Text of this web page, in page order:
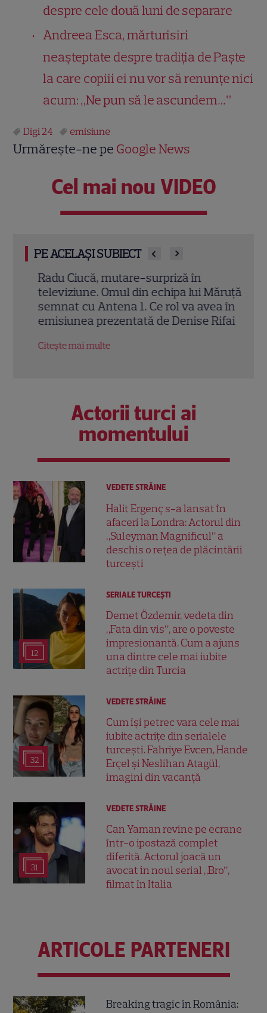
despre cele două luni de separare
Andreea Esca, mărturisiri
neașteptate despre tradiția de Paște
la care copiii ei nu vor să renunțe nici
acum: „Ne pun să le ascundem…”
Digi 24 emisiune
Urmărește-ne pe Google News
Cel mai nou VIDEO
PE ACELAȘI SUBIECT
Radu Ciucă, mutare-surpriză în
televiziune. Omul din echipa lui Măruță a
semnat cu Antena 1. Ce rol va avea în
emisiunea prezentată de Denise Rifai
Citește mai multe
Actorii turci ai
momentului
VEDETE STRĂINE
Halit Ergenç s-a lansat în
afaceri la Londra: Actorul din
„Suleyman Magnificul” a
deschis o rețea de plăcintării
turcești
12
SERIALE TURCEŞTI
Demet Özdemir, vedeta din
„Fata din vis”, are o poveste
impresionantă. Cum a ajuns
una dintre cele mai iubite
actrițe din Turcia
32
VEDETE STRĂINE
Cum își petrec vara cele mai
iubite actrițe din serialele
turcești. Fahriye Evcen, Hande
Erçel și Neslihan Atagül,
imagini din vacanță
31
VEDETE STRĂINE
Can Yaman revine pe ecrane
într-o ipostază complet
diferită. Actorul joacă un
avocat în noul serial „Bro”,
filmat în Italia
ARTICOLE PARTENERI
Breaking tragic în România: